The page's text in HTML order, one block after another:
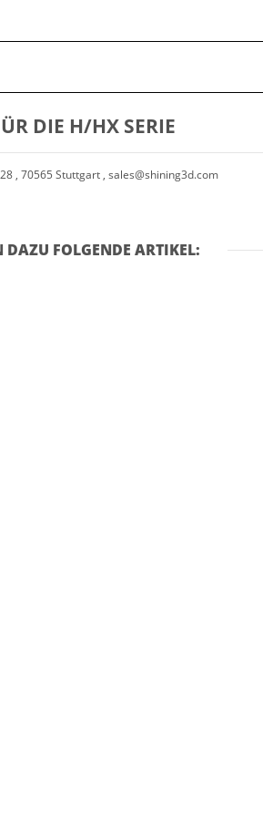
DIE H/HX SERIE
, 70565 Stuttgart ,sales@shining3d.com
DAZU FOLGENDE ARTIKEL: